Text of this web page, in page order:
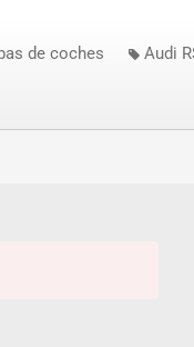
de coches Audi